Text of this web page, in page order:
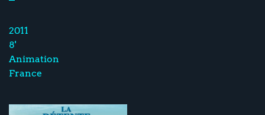
2011
8'
Animation
France